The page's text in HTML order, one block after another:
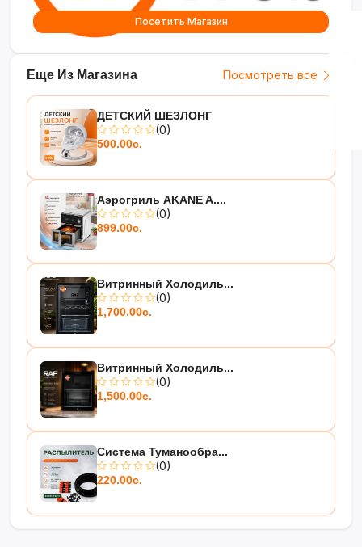
Еще Из Магазина Посмотреть все
ДЕТСКИЙ ШЕЗЛОНГ
(0)
500.00с.
Аэрогриль AKANE A....
(0)
899.00с.
Витринный Холодиль...
(0)
1,700.00с.
Витринный Холодиль...
(0)
1,500.00с.
Система Туманообра...
(0)
220.00с.
Посетить Магазин